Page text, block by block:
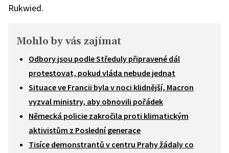
Rukwied.
Mohlo by vás zajímat
Odbory jsou podle Středuly připravené dál
protestovat, pokud vláda nebude jednat
Situace ve Francii byla v noci klidnější, Macron
vyzval ministry, aby obnovili pořádek
Německá policie zakročila proti klimatickým
aktivistům z Poslední generace
Tisíce demonstrantů v centru Prahy žádaly co